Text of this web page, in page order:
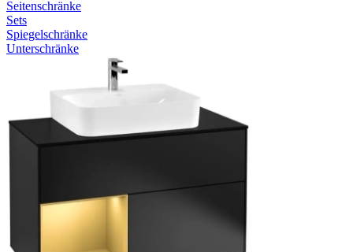
Seitenschränke
Sets
Spiegelschränke
Unterschränke